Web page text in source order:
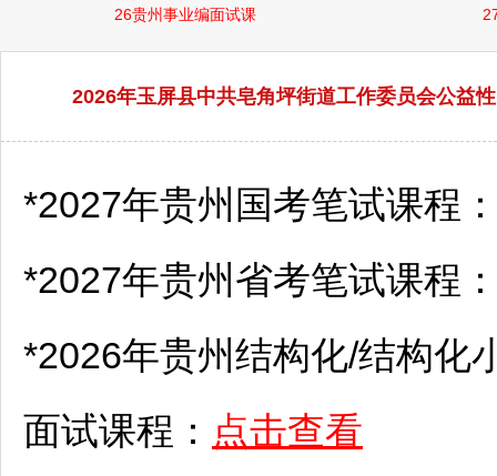
2026年玉屏县中共皂角坪街道工作委员会公益
*2027年贵州国考笔试课程
*2027年贵州省考笔试课程
*2026年贵州结构化/结构化
面试课程： 点击查看